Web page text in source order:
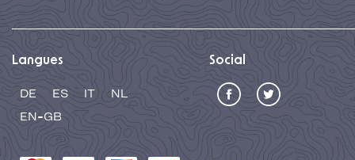
Langues
DE ES IT
NL
EN-GB
Social